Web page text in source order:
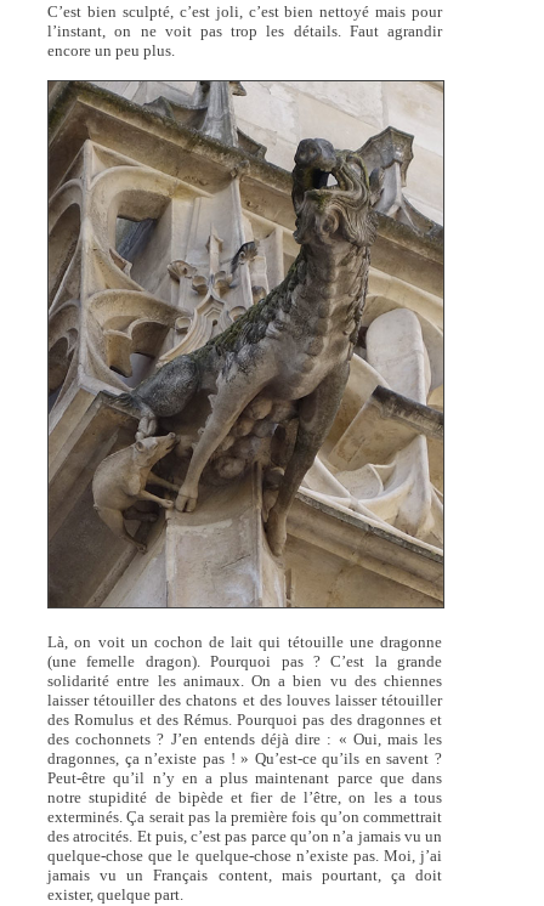
C’est bien sculpté, c’est joli, c’est bien nettoyé mais pour
l’instant, on ne voit pas trop les détails. Faut agrandir
encore un peu plus.
Là, on voit un cochon de lait qui tétouille une dragonne
(une femelle dragon). Pourquoi pas ? C’est la grande
solidarité entre les animaux. On a bien vu des chiennes
laisser tétouiller des chatons et des louves laisser tétouiller
des Romulus et des Rémus. Pourquoi pas des dragonnes et
des cochonnets ? J’en entends déjà dire : « Oui, mais les
dragonnes, ça n’existe pas ! » Qu’est-ce qu’ils en savent ?
Peut-être qu’il n’y en a plus maintenant parce que dans
notre stupidité de bipède et fier de l’être, on les a tous
exterminés. Ça serait pas la première fois qu’on commettrait
des atrocités. Et puis, c’est pas parce qu’on n’a jamais vu un
quelque-chose que le quelque-chose n’existe pas. Moi, j’ai
jamais vu un Français content, mais pourtant, ça doit
exister, quelque part.